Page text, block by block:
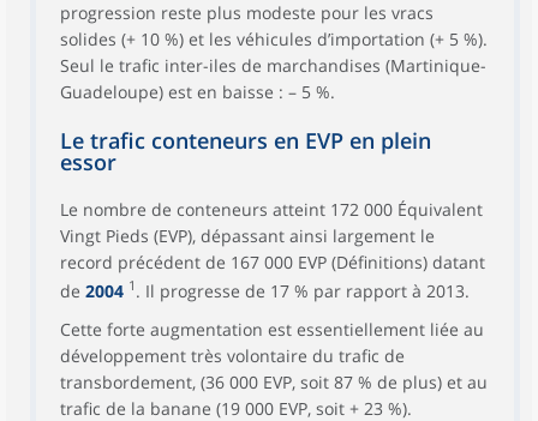
progression reste plus modeste pour les vracs
solides (+ 10 %) et les véhicules d’importation (+ 5 %).
Seul le trafic inter-iles de marchandises (Martinique-
Guadeloupe) est en baisse : – 5 %.
Le trafic conteneurs en EVP en plein
essor
Le nombre de conteneurs atteint 172 000 Équivalent
Vingt Pieds (EVP), dépassant ainsi largement le
record précédent de 167 000 EVP (Définitions) datant
de 2004 1 . Il progresse de 17 % par rapport à 2013.
Cette forte augmentation est essentiellement liée au
développement très volontaire du trafic de
transbordement, (36 000 EVP, soit 87 % de plus) et au
trafic de la banane (19 000 EVP, soit + 23 %).